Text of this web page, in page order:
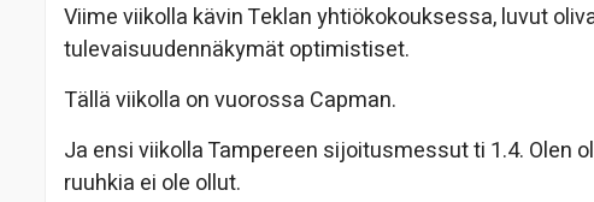
Viime viikolla kävin Teklan yhtiökokouksessa, luvut
tulevaisuudennäkymät optimistiset.
Tällä viikolla on vuorossa Capman.
Ja ensi viikolla Tampereen sijoitusmessut ti 1.4. Olen
ruuhkia ei ole ollut.